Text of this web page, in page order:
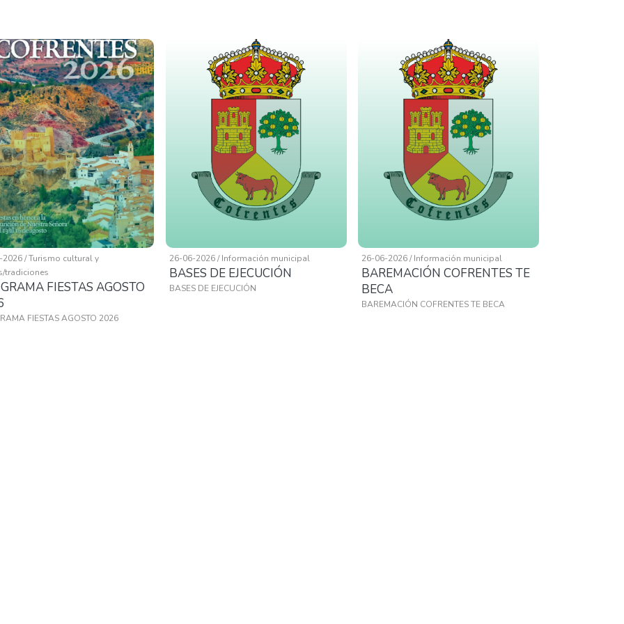
/ Turismo cultural y
tradiciones
FIESTAS AGOSTO
FIESTAS AGOSTO 2026
26-06-2026 / Información municipal
BASES DE EJECUCIÓN
BASES DE EJECUCIÓN
26-06-2026 / Información municipal
BAREMACIÓN COFRENTES TE
BECA
BAREMACIÓN COFRENTES TE BECA